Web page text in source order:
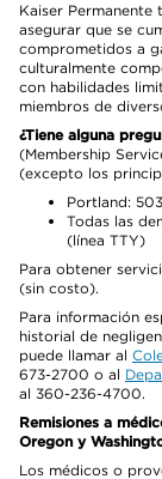
Kaiser
asegurar que se
comprometidos a
culturalmente
con habilidades
miembros de
¿Tiene alguna
(Membership
(excepto los
Portland:
Todas las
(línea TTY)
Para obtener
(sin costo).
Para información
historial de
puede llamar al
673-2700 o al
al 360-236-4700.
Remisiones a
Oregon y
Los médicos o